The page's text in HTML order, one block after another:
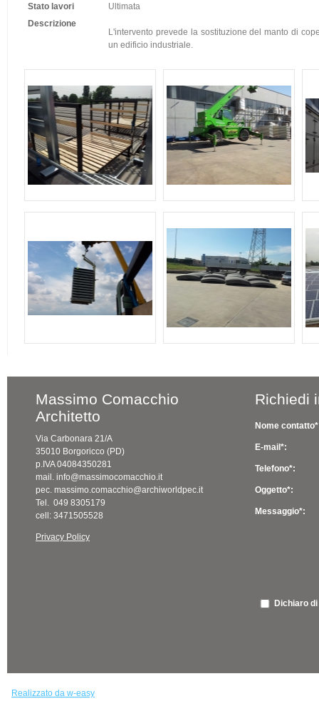
Stato lavori
Ultimata
Descrizione
L'intervento prevede la sostituzione del manto di
un edificio industriale.
Massimo Comacchio
Architetto
Via Carbonara 21/A
35010 Borgoricco (PD)
p.IVA 04084350281
mail. info@massimocomacchio.it
pec. massimo.comacchio@archiworldpec.it
Tel. 049 8305179
cell: 3471505528
Privacy Policy
Richiedi
Nome
E-mail*:
Telefono*:
Oggetto*:
Messaggio*:
Dichiaro
Realizzato da w-easy